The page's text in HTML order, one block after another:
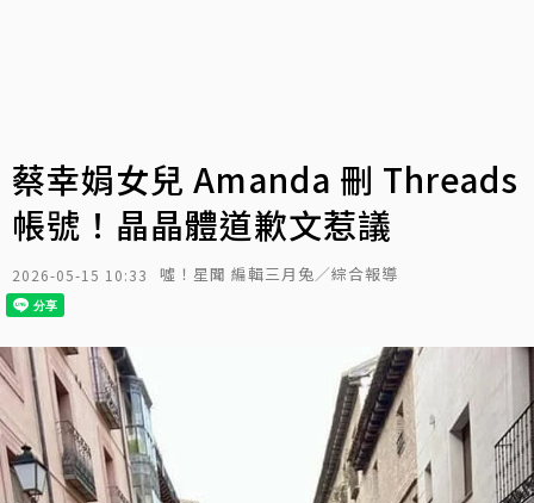
蔡幸娟女兒 Amanda 刪 Threads
帳號！晶晶體道歉文惹議
2026-05-15 10:33 噓！星聞 編輯三月兔／綜合報導